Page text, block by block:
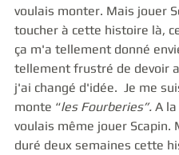
voulais monter. Mais jouer
toucher à cette histoire là,
ça m'a tellement donné
tellement frustré de devoir
j'ai changé d'idée.  Je me
monte “les Fourberies”. A
voulais même jouer Scapin.
duré deux semaines cette